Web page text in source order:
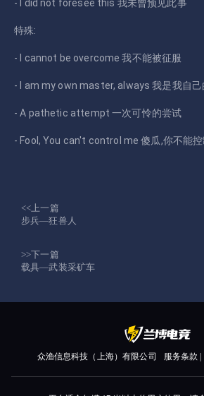
- I did not foresee this 我未曾预见此事
特殊:
- I cannot be overcome 我不能被征服
- I am my own master, always 我是我自己
- A pathetic attempt 一次可怜的尝试
- Fool, You can't control me 傻瓜,你不能
<<上一篇
步兵—狂兽人
>>下一篇
载具—武装采矿车
众渔信息科技（上海）有限公司 服务条款